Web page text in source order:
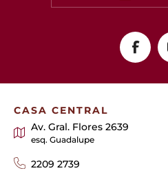
CASA CENTRAL
Av. Gral. Flores 2639
esq. Guadalupe
2209 2739